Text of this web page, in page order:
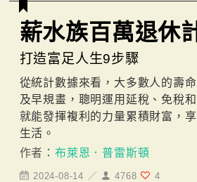
薪水族百萬退休
打造富足人生9步驟
從統計數據來看，大多數人的壽
及早規畫，聰明運用延稅、免稅
就能發揮複利的力量累積財富，
生活。
作者： 布萊恩．普雷斯頓
2024-08-14 ／ 4768 4